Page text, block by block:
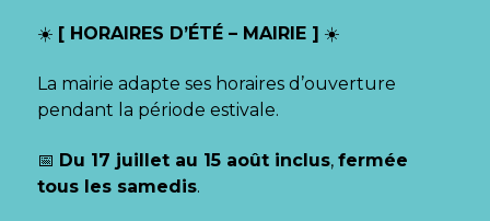
☀️ [ HORAIRES D’ÉTÉ – MAIRIE ] ☀️
La mairie adapte ses horaires d’ouverture
pendant la période estivale.
📅 Du 17 juillet au 15 août inclus, fermée
tous les samedis.